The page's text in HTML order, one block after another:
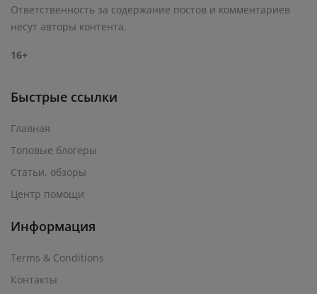
Ответственность за содержание постов и комментариев
несут авторы контента.
16+
Быстрые ссылки
Главная
Топовые блогеры
Статьи, обзоры
Центр помощи
Информация
Terms & Conditions
Контакты